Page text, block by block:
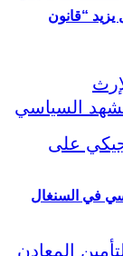
“قانون
في السنغال